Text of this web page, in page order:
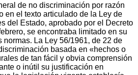
de no discriminación por razón
en el texto articulado de la Ley de
del Estado, aprobado por el Decreto
se encontraba limitado en su
normas. La Ley 56/1961, de 22 de
basada en «hechos o
de tan fácil y obvia comprensión
o inútil su justificación en